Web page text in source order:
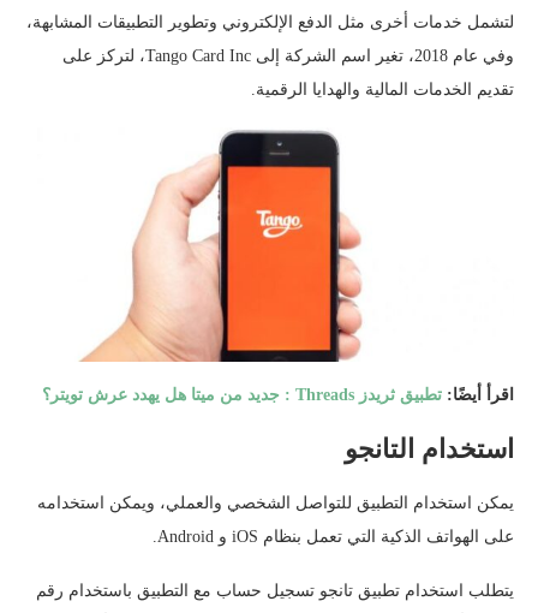
لتشمل خدمات أخرى مثل الدفع الإلكتروني وتطوير التطبيقات المشابهة،
وفي عام 2018، تغير اسم الشركة إلى Tango Card Inc، لتركز على
تقديم الخدمات المالية والهدايا الرقمية.
اقرأ أيضًا: تطبيق ثريدز Threads : جديد من ميتا هل يهدد عرش تويتر؟
استخدام التانجو
يمكن استخدام التطبيق للتواصل الشخصي والعملي، ويمكن استخدامه
على الهواتف الذكية التي تعمل بنظام iOS و Android.
يتطلب استخدام تطبيق تانجو تسجيل حساب مع التطبيق باستخدام رقم